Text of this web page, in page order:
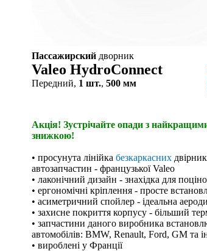
Пассажирский дворник
Valeo HydroConnect
Передний, 1 шт., 500 мм
Акція! Зустрічайте опади з
знижкою!
• просунута лінійка безкаркасних
автозапчастин - французької Valeo
• лаконічний дизайн - знахідка для
• ергономічні кріплення - просте
• асиметричний спойлер - ідеальна
• захисне покриття корпусу - більший
• запчастини даного виробника
автомобілів: BMW, Renault, Ford, GM та
• вироблені у Франції